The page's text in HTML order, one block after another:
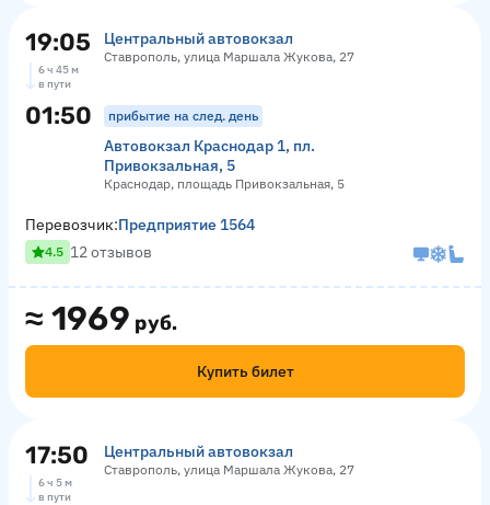
19:05 Центральный автовокзал
Ставрополь, улица Маршала Жукова, 27
6 ч 45 м
в пути
01:50 прибытие на след. день
Автовокзал Краснодар 1, пл.
Привокзальная, 5
Краснодар, площадь Привокзальная, 5
≈ 1969 руб.
Купить билет
Перевозчик:Предприятие 1564
4.5 12 отзывов
17:50 Центральный автовокзал
Ставрополь, улица Маршала Жукова, 27
6 ч 5 м
в пути